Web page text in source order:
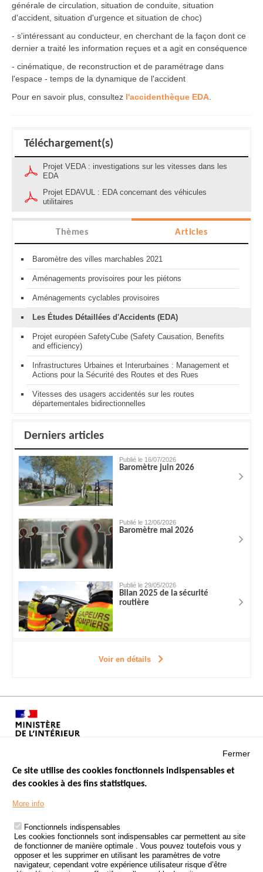
générale de circulation, situation de conduite, situation
d'accident, situation d'urgence et situation de choc)
- s'intéressant au conducteur, en cherchant de la façon dont ce
dernier a traité les information reçues et a agit en conséquence
- cinématique, de reconstruction et de paramétrage dans
l'espace - temps de la dynamique de l'accident
Pour en savoir plus, consultez l'accidenthèque EDA
Téléchargement(s)
Projet VEDA : investigations sur les vitesses dans les
EDA
Projet EDAVUL : EDA concernant des véhicules
utilitaires
Thèmes Articles
Baromètre des villes marchables 2021
Aménagements provisoires pour les piétons
Aménagements cyclables provisoires
Les Études Détaillées d'Accidents (EDA)
Projet européen SafetyCube (Safety Causation, Benefits
and efficiency)
Infrastructures Urbaines et Interurbaines : Management et
Actions pour la Sécurité des Routes et des Rues
Vitesses des usagers accidentés sur les routes
départementales bidirectionnelles
Derniers articles
Publié le 16/07/2026
Baromètre juin 2026
Publié le 12/06/2026
Baromètre mai 2026
Publié le 29/05/2026
Bilan 2025 de la sécurité
routière
Voir en détails
Menu
Footer
LES SITES PUBLICS
ÉTAT DE L’INSÉCURITÉ ROUTIÈRE
TRAITEMENT DES DONNÉES PERSONNELLES DES ACCIDENTS DE
LA ROUTE
ETUDES ET RECHERCHES
Fermer
Ce site utilise des cookies fonctionnels indispensables et
des cookies à des fins statistiques.
More info
Fonctionnels indispensables
Les cookies fonctionnels sont indispensables car permettent au site
de fonctionner de manière optimale . Vous pouvez toutefois vous y
opposer et les supprimer en utilisant les paramètres de votre
navigateur, cependant votre expérience utilisateur risque d’être